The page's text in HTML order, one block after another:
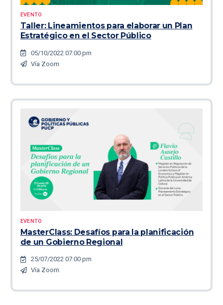
EVENTO
Taller: Lineamientos para elaborar un Plan
Estratégico en el Sector Público
05/10/2022 07:00 pm
Vía Zoom
EVENTO
MasterClass: Desafíos para la planificación
de un Gobierno Regional
25/07/2022 07:00 pm
Vía Zoom